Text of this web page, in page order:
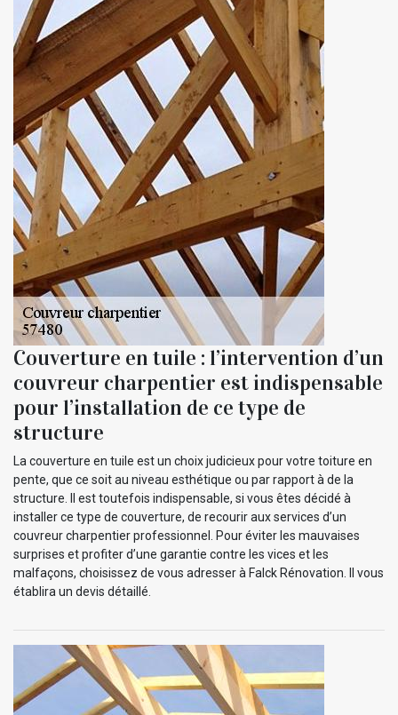
Couverture en tuile : l’intervention d’un
couvreur charpentier est indispensable
pour l’installation de ce type de
structure
La couverture en tuile est un choix judicieux pour votre toiture en
pente, que ce soit au niveau esthétique ou par rapport à de la
structure. Il est toutefois indispensable, si vous êtes décidé à
installer ce type de couverture, de recourir aux services d’un
couvreur charpentier professionnel. Pour éviter les mauvaises
surprises et profiter d’une garantie contre les vices et les
malfaçons, choisissez de vous adresser à Falck Rénovation. Il vous
établira un devis détaillé.